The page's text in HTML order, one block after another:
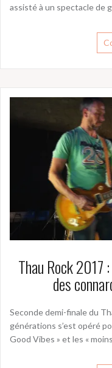
assisté à un spectacle de
Thau Rock 2017
des
Seconde demi-finale du
générations s’est opéré
Good Vibes » et les «